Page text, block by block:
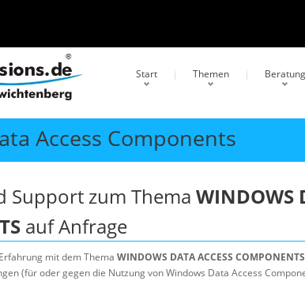
Start Themen Beratung
Access Components
Support zum Thema WINDOWS
auf Anfrage
mit dem Thema WINDOWS DATA ACCESS COMPONENTS
(für oder gegen die Nutzung von Windows Data Access